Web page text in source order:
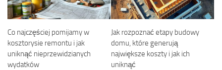
Co najczęściej pomijamy w
kosztorysie remontu i jak
uniknąć nieprzewidzianych
wydatków
Jak rozpoznać etapy budowy
domu, które generują
największe koszty i jak ich
uniknąć